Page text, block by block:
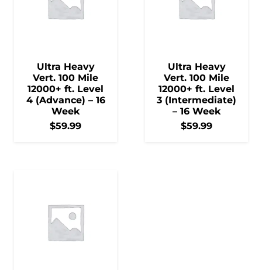
Ultra Heavy
Vert. 100 Mile
12000+ ft. Level
4 (Advance) – 16
Week
$59.99
Ultra Heavy
Vert. 100 Mile
12000+ ft. Level
3 (Intermediate)
– 16 Week
$59.99